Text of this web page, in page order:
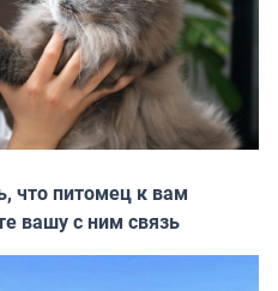
что питомец к вам
вашу с ним связь